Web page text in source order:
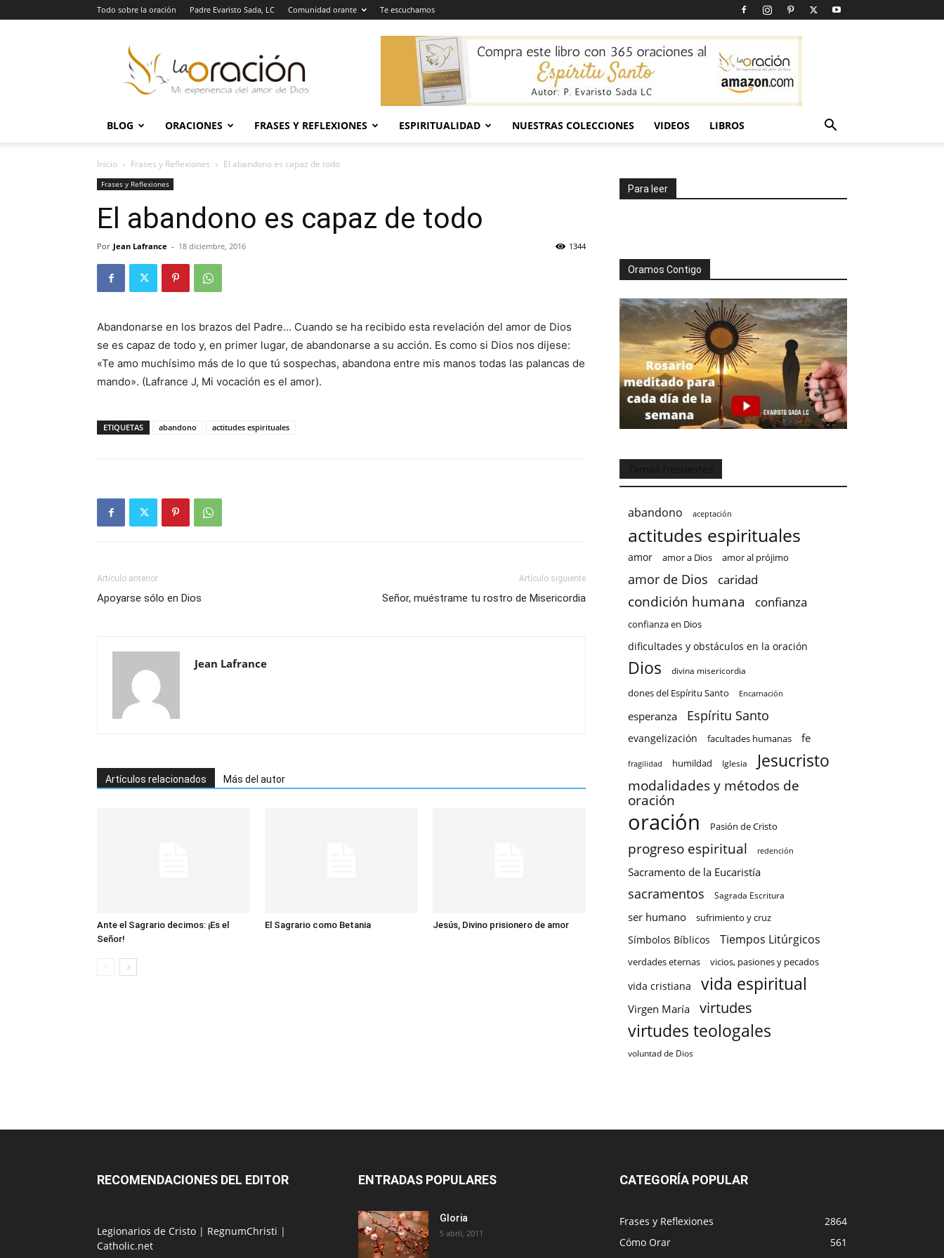
Todo sobre la oración Padre Evaristo Sada, LC Comunidad orante Te escuchamos
Oración
BLOG ORACIONES FRASES Y REFLEXIONES ESPIRITUALIDAD NUESTRAS COLECCIONES VIDEOS LIBROS
Inicio Frases y Reflexiones El abandono es capaz de todo
Frases y Reflexiones
El abandono es capaz de todo
Por Jean Lafrance - 18 diciembre, 2016 1344
Abandonarse en los brazos del Padre… Cuando se ha recibido esta revelación del amor de Dios
se es capaz de todo y, en primer lugar, de abandonarse a su acción. Es como si Dios nos dijese:
«Te amo muchísimo más de lo que tú sospechas, abandona entre mis manos todas las palancas de
mando». (Lafrance J, Mi vocación es el amor).
ETIQUETAS abandono actitudes espirituales
Artículo anterior
Apoyarse sólo en Dios
Artículo siguiente
Señor, muéstrame tu rostro de Misericordia
Jean Lafrance
Artículos relacionados Más del autor
Ante el Sagrario decimos: ¡Es el
Señor!
El Sagrario como Betania Jesús, Divino prisionero de amor
Para leer
Oramos Contigo
abandono aceptación
actitudes espirituales
amor amor a Dios amor al prójimo
amor de Dios caridad
condición humana confianza
confianza en Dios
dificultades y obstáculos en la oración
Dios divina misericordia
dones del Espíritu Santo Encarnación
esperanza Espíritu Santo
evangelización facultades humanas fe
fragilidad humildad Iglesia Jesucristo
modalidades y métodos de
oración
oración Pasión de Cristo
progreso espiritual redención
Sacramento de la Eucaristía
sacramentos Sagrada Escritura
ser humano sufrimiento y cruz
Símbolos Bíblicos Tiempos Litúrgicos
verdades eternas vicios, pasiones y pecados
vida cristiana vida espiritual
Virgen María virtudes
virtudes teologales
voluntad de Dios
RECOMENDACIONES DEL EDITOR
Legionarios de Cristo | RegnumChristi |
Catholic.net
ENTRADAS POPULARES
Gloria
5 abril, 2011
CATEGORÍA POPULAR
Frases y Reflexiones
2864
Cómo Orar
561